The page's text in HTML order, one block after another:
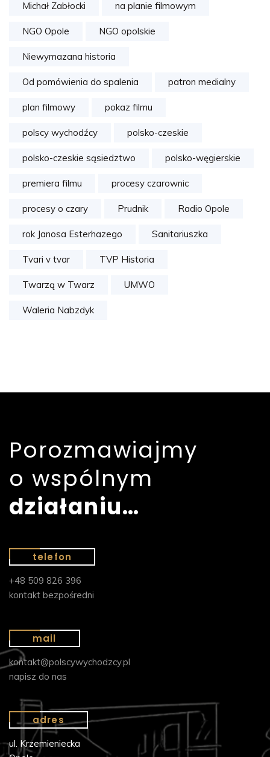
Michał Zabłocki na planie filmowym
NGO Opole NGO opolskie
Niewymazana historia
Od pomówienia do spalenia patron medialny
plan filmowy pokaz filmu
polscy wychodźcy polsko-czeskie
polsko-czeskie sąsiedztwo polsko-węgierskie
premiera filmu procesy czarownic
procesy o czary Prudnik Radio Opole
rok Janosa Esterhazego Sanitariuszka
Tvari v tvar TVP Historia
Twarzą w Twarz UMWO
Waleria Nabzdyk
Porozmawiajmy
o wspólnym
działaniu…
telefon
+48 509 826 396
kontakt bezpośredni
mail
kontakt@polscywychodzcy.pl
napisz do nas
adres
ul. Krzemieniecka